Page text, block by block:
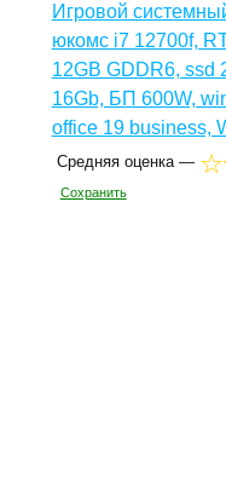
Игровой
юкомс i7 12700f,
12GB GDDR6, ssd
16Gb, БП 600W,
office 19 business,
Средняя оценка —
Сохранить